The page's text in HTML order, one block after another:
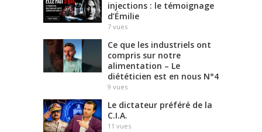
injections : le témoignage
d’Émilie
7 vues
Ce que les industriels ont
compris sur notre
alimentation – Le
diététicien est en nous N°4
9 vues
Le dictateur préféré de la
C.I.A.
11 vues